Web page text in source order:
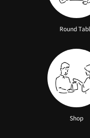
Round
Shop